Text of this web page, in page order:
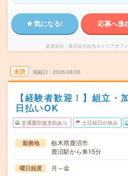
気になる! 応募へ進
派遣会社 株式会社綜合キャリアオプ
未読 掲載日 2026/08/06
【経験者歓迎！】組立・
日払いOK
交通費別途支給あり 土日祝日が休み
勤務地
栃木県鹿沼市
鹿沼駅から車15分
曜日頻度 月～金